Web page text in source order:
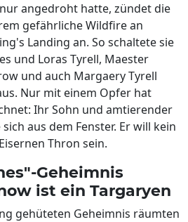
angedroht hatte, zündet die
gefährliche Wildfire an
Landing an. So schaltete sie
und Loras Tyrell, Maester
und auch Margaery Tyrell
Nur mit einem Opfer hat
Ihr Sohn und amtierender
aus dem Fenster. Er will kein
Thron sein.
Geheimnis
ist ein Targaryen
gehüteten Geheimnis räumten